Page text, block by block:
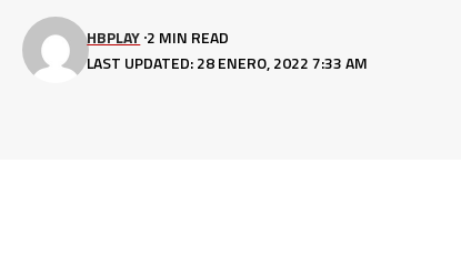
LAST UPDATED: 28 ENERO, 2022 7:33 AM
HBPLAY 2 MIN READ